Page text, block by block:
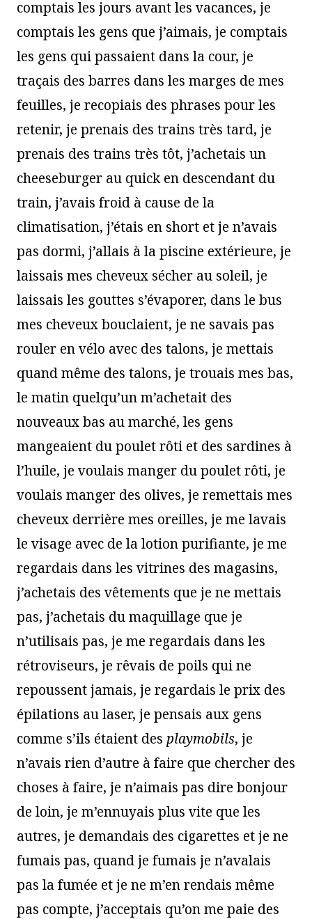
comptais les jours avant les vacances, je
comptais les gens que j’aimais, je comptais
les gens qui passaient dans la cour, je
traçais des barres dans les marges de mes
feuilles, je recopiais des phrases pour les
retenir, je prenais des trains très tard, je
prenais des trains très tôt, j’achetais un
cheeseburger au quick en descendant du
train, j’avais froid à cause de la
climatisation, j’étais en short et je n’avais
pas dormi, j’allais à la piscine extérieure, je
laissais mes cheveux sécher au soleil, je
laissais les gouttes s’évaporer, dans le bus
mes cheveux bouclaient, je ne savais pas
rouler en vélo avec des talons, je mettais
quand même des talons, je trouais mes bas,
le matin quelqu’un m’achetait des
nouveaux bas au marché, les gens
mangeaient du poulet rôti et des sardines à
l’huile, je voulais manger du poulet rôti, je
voulais manger des olives, je remettais mes
cheveux derrière mes oreilles, je me lavais
le visage avec de la lotion purifiante, je me
regardais dans les vitrines des magasins,
j’achetais des vêtements que je ne mettais
pas, j’achetais du maquillage que je
n’utilisais pas, je me regardais dans les
rétroviseurs, je rêvais de poils qui ne
repoussent jamais, je regardais le prix des
épilations au laser, je pensais aux gens
comme s’ils étaient des playmobils, je
n’avais rien d’autre à faire que chercher des
choses à faire, je n’aimais pas dire bonjour
de loin, je m’ennuyais plus vite que les
autres, je demandais des cigarettes et je ne
fumais pas, quand je fumais je n’avalais
pas la fumée et je ne m’en rendais même
pas compte, j’acceptais qu’on me paie des